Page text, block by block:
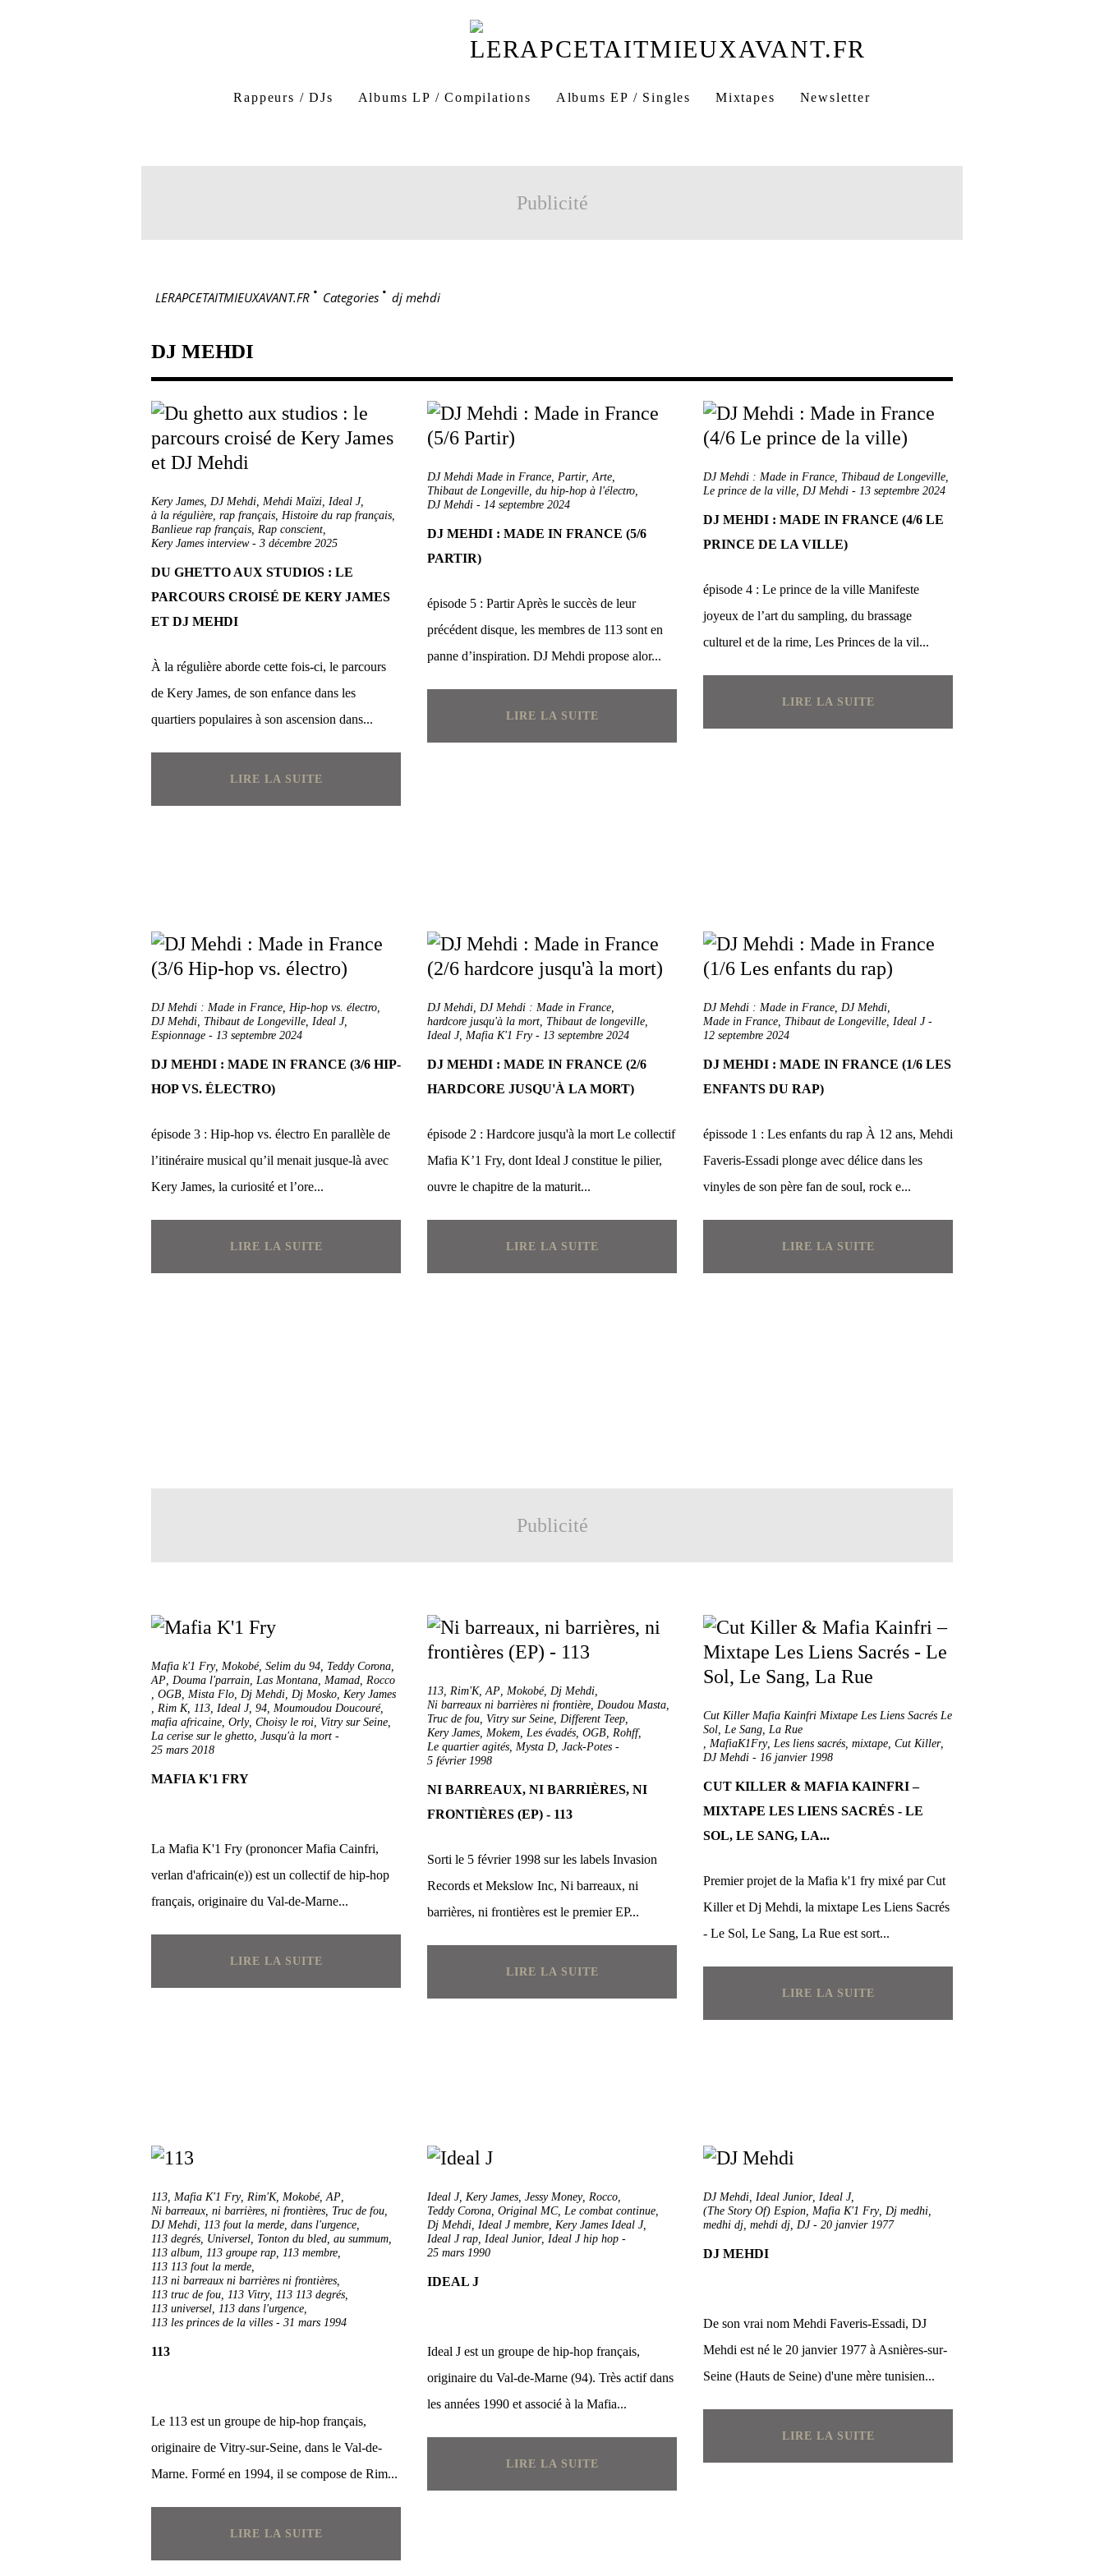
Rappeurs / DJs Albums LP / Compilations Albums EP / Singles Mixtapes Newsletter
Publicité
LERAPCETAITMIEUXAVANT.FR > Categories > dj mehdi
DJ MEHDI
Kery James, DJ Mehdi, Mehdi Maïzi, Ideal J,
à la régulière, rap français, Histoire du rap français,
Banlieue rap français, Rap conscient,
Kery James interview- 3 décembre 2025
DU GHETTO AUX STUDIOS : LE
PARCOURS CROISÉ DE KERY JAMES
ET DJ MEHDI
À la régulière aborde cette fois-ci, le parcours
de Kery James, de son enfance dans les
quartiers populaires à son ascension dans...
LIRE LA SUITE
DJ Mehdi Made in France, Partir,Arte,
Thibaut de Longeville, du hip-hop à l'électro,
DJ Mehdi - 14 septembre 2024
DJ MEHDI : MADE IN FRANCE (5/6
PARTIR)
épisode 5 : Partir Après le succès de leur
précédent disque, les membres de 113 sont en
panne d’inspiration. DJ Mehdi propose alor...
LIRE LA SUITE
DJ Mehdi : Made in France, Thibaud de Longeville,
Le prince de la ville, DJ Mehdi - 13 septembre 2024
DJ MEHDI : MADE IN FRANCE (4/6 LE
PRINCE DE LA VILLE)
épisode 4 : Le prince de la ville Manifeste
joyeux de l’art du sampling, du brassage
culturel et de la rime, Les Princes de la vil...
LIRE LA SUITE
DJ Mehdi : Made in France, Hip-hop vs. électro,
DJ Mehdi, Thibaut de Longeville, Ideal J,
Espionnage - 13 septembre 2024
DJ MEHDI : MADE IN FRANCE (3/6 HIP-
HOP VS. ÉLECTRO)
épisode 3 : Hip-hop vs. électro En parallèle de
l’itinéraire musical qu’il menait jusque-là avec
Kery James, la curiosité et l’ore...
LIRE LA SUITE
DJ Mehdi, DJ Mehdi : Made in France,
hardcore jusqu'à la mort, Thibaut de longeville,
Ideal J, Mafia K'1 Fry- 13 septembre 2024
DJ MEHDI : MADE IN FRANCE (2/6
HARDCORE JUSQU'À LA MORT)
épisode 2 : Hardcore jusqu'à la mort Le collectif
Mafia K’1 Fry, dont Ideal J constitue le pilier,
ouvre le chapitre de la maturit...
LIRE LA SUITE
DJ Mehdi : Made in France, DJ Mehdi,
Made in France, Thibaut de Longeville, Ideal J-
12 septembre 2024
DJ MEHDI : MADE IN FRANCE (1/6 LES
ENFANTS DU RAP)
épissode 1 : Les enfants du rap À 12 ans, Mehdi
Faveris-Essadi plonge avec délice dans les
vinyles de son père fan de soul, rock e...
LIRE LA SUITE
Publicité
Mafia k'1 Fry, Mokobé, Selim du 94, Teddy Corona,
AP, Douma l'parrain, Las Montana, Mamad, Rocco
, OGB, Mista Flo, Dj Mehdi, Dj Mosko, Kery James
, Rim K, 113, Ideal J, 94, Moumoudou Doucouré,
mafia africaine, Orly, Choisy le roi, Vitry sur Seine,
La cerise sur le ghetto, Jusqu'à la mort -
25 mars 2018
MAFIA K'1 FRY
La Mafia K'1 Fry (prononcer Mafia Cainfri,
verlan d'africain(e)) est un collectif de hip-hop
français, originaire du Val-de-Marne...
LIRE LA SUITE
113, Rim'K,AP, Mokobé, Dj Mehdi,
Ni barreaux ni barrières ni frontière, Doudou Masta,
Truc de fou, Vitry sur Seine, Different Teep,
Kery James, Mokem, Les évadés, OGB, Rohff,
Le quartier agités, Mysta D, Jack-Potes -
5 février 1998
NI BARREAUX, NI BARRIÈRES, NI
FRONTIÈRES (EP) - 113
Sorti le 5 février 1998 sur les labels Invasion
Records et Mekslow Inc, Ni barreaux, ni
barrières, ni frontières est le premier EP...
LIRE LA SUITE
Cut Killer Mafia Kainfri Mixtape Les Liens Sacrés Le
Sol, Le Sang, La Rue
, MafiaK1Fry, Les liens sacrés, mixtape, Cut Killer,
DJ Mehdi - 16 janvier 1998
CUT KILLER & MAFIA KAINFRI –
MIXTAPE LES LIENS SACRÉS - LE
SOL, LE SANG, LA...
Premier projet de la Mafia k'1 fry mixé par Cut
Killer et Dj Mehdi, la mixtape Les Liens Sacrés
- Le Sol, Le Sang, La Rue est sort...
LIRE LA SUITE
113, Mafia K'1 Fry, Rim'K, Mokobé,AP,
Ni barreaux, ni barrières, ni frontières, Truc de fou,
DJ Mehdi, 113 fout la merde, dans l'urgence,
113 degrés, Universel, Tonton du bled, au summum,
113 album, 113 groupe rap, 113 membre,
113 113 fout la merde,
113 ni barreaux ni barrières ni frontières,
113 truc de fou, 113 Vitry, 113 113 degrés,
113 universel, 113 dans l'urgence,
113 les princes de la villes - 31 mars 1994
113
Le 113 est un groupe de hip-hop français,
originaire de Vitry-sur-Seine, dans le Val-de-
Marne. Formé en 1994, il se compose de Rim...
LIRE LA SUITE
Ideal J, Kery James, Jessy Money, Rocco,
Teddy Corona, Original MC, Le combat continue,
Dj Mehdi, Ideal J membre, Kery James Ideal J,
Ideal J rap, Ideal Junior, Ideal J hip hop -
25 mars 1990
IDEAL J
Ideal J est un groupe de hip-hop français,
originaire du Val-de-Marne (94). Très actif dans
les années 1990 et associé à la Mafia...
LIRE LA SUITE
DJ Mehdi, Ideal Junior, Ideal J,
(The Story Of) Espion, Mafia K'1 Fry, Dj medhi,
medhi dj, mehdi dj, DJ- 20 janvier 1977
DJ MEHDI
De son vrai nom Mehdi Faveris-Essadi, DJ
Mehdi est né le 20 janvier 1977 à Asnières-sur-
Seine (Hauts de Seine) d'une mère tunisien...
LIRE LA SUITE